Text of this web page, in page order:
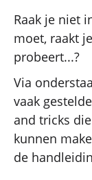
Raak je niet
moet, raakt
probeert...?
Via
vaak
and tricks
kunnen
de